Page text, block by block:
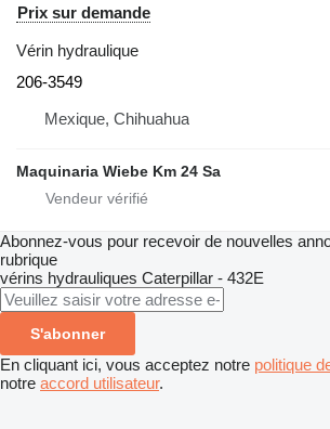
Prix sur demande
Vérin hydraulique
206-3549
Mexique, Chihuahua
Maquinaria Wiebe Km 24 Sa
Abonnez-vous pour recevoir de nouvelles
rubrique
vérins hydrauliques Caterpillar - 432E
S'abonner
En cliquant ici, vous acceptez notre politique
notre accord utilisateur.